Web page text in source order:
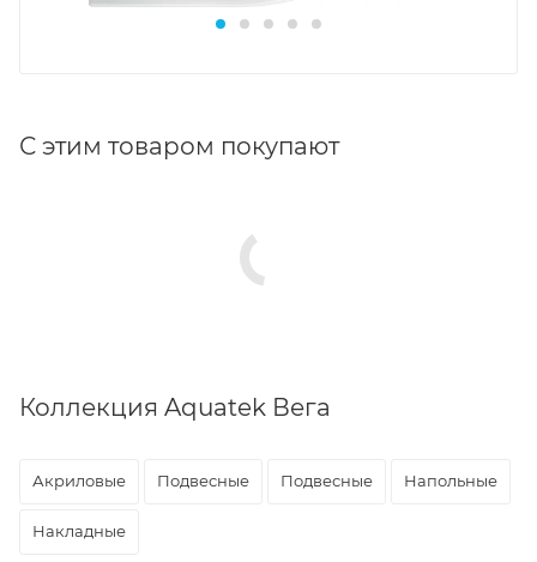
С этим товаром покупают
Коллекция Aquatek Вега
Акриловые Подвесные Подвесные Напольные
Накладные